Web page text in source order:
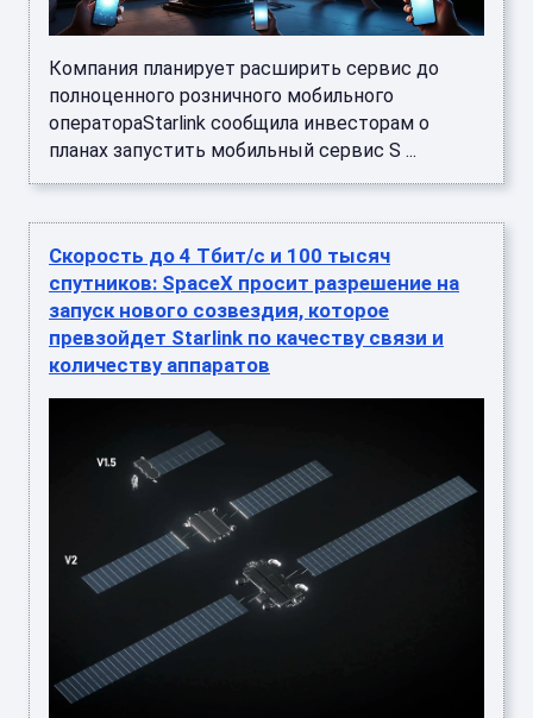
Компания планирует расширить сервис до
полноценного розничного мобильного
оператораStarlink сообщила инвесторам о
планах запустить мобильный сервис S ...
Скорость до 4 Тбит/с и 100 тысяч
спутников: SpaceX просит разрешение на
запуск нового созвездия, которое
превзойдет Starlink по качеству связи и
количеству аппаратов